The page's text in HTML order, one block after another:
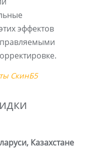
эффектов
СкинБ5
Казахстане